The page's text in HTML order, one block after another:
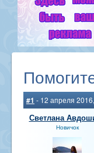
#1 - 12 апреля
Светлана
Новичок